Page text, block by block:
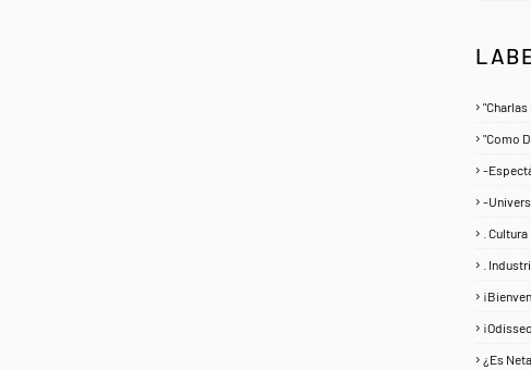
"Charlas
"Como
-
-
. Cultura
.
¡Odisseo
¿Es Neta